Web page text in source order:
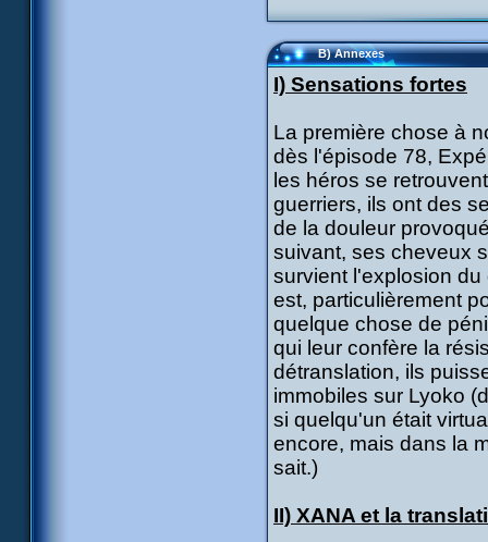
B) Annexes
I) Sensations fortes
La première chose à
dès l'épisode 78,
les héros se
guerriers, ils ont des
de la douleur
suivant, ses cheveux
survient l'explosion
est, particulièrement
quelque chose de
qui leur confère la
détranslation, ils
immobiles sur Lyoko
si quelqu'un était
encore, mais dans la
sait.)
II) XANA et la